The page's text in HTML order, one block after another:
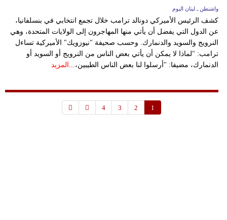
واشنطن ـ لبنان اليوم
كشف الرئيس الأميركي دونالد ترامب خلال تجمع انتخابي في بنسلفانيا،
عن الدول التي يفضل أن يأتي منها المهاجرون إلى الولايات المتحدة، وهي
النرويج والسويد والدنمارك. وحسب صحيفة "نيوزويك" الأميركية تساءل
ترامب: "لماذا لا يمكن أن يأتي بعض الناس من النرويج أو السويد أو
الدنمارك، مضيفا: "أرسلوا لنا بعض الناس الطيبين،...
المزيد
1
2
3
4